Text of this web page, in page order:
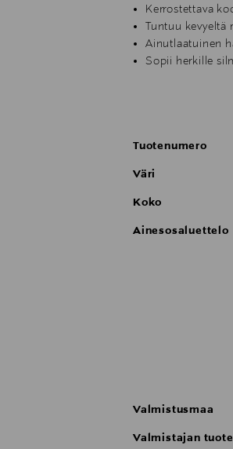
Kerrostettava
Tuntuu kevyeltä
Ainutlaatuinen
Sopii herkille
Levitä Colossal
Tuotenumero
Väri
Koko
Ainesosaluettelo
Valmistusmaa
Valmistajan